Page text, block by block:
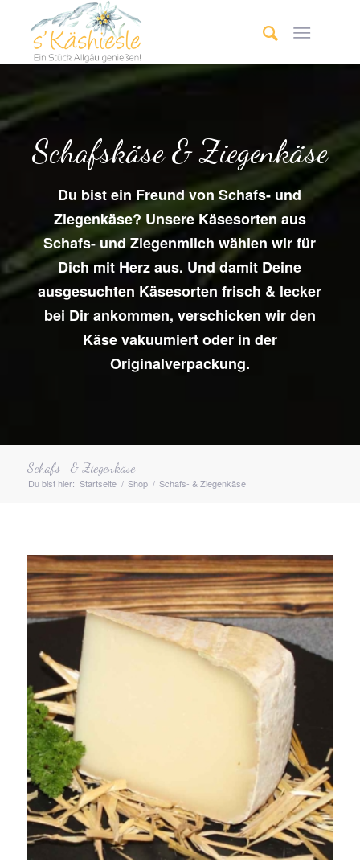
Schafskäse & Ziegenkäse
Du bist ein Freund von Schafs- und
Ziegenkäse? Unsere Käsesorten aus
Schafs- und Ziegenmilch wählen wir für
Dich mit Herz aus. Und damit Deine
ausgesuchten Käsesorten frisch & lecker
bei Dir ankommen, verschicken wir den
Käse vakuumiert oder in der
Originalverpackung.
Schafs- & Ziegen­­käse
Du bist hier: Startseite / Shop / Schafs- & Ziegen­­käse